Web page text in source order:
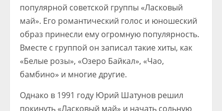
популярной советской группы «Ласковый
май». Его романтический голос и юношеский
образ принесли ему огромную популярность.
Вместе с группой он записал такие хиты, как
«Белые розы», «Озеро Байкал», «Чао,
бамбино» и многие другие.
Однако в 1991 году Юрий Шатунов решил
покинуть «Ласковый май» и начать сольную